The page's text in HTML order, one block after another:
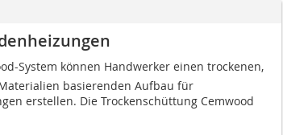
System können Handwerker einen trockenen,
basierenden Aufbau für
erstellen. Die Trockenschüttung Cemwood